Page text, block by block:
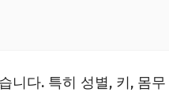
니다. 특히 성별, 키, 몸무